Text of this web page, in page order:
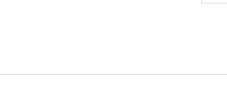
绿色的轴线也为居民带来更多的享受。而